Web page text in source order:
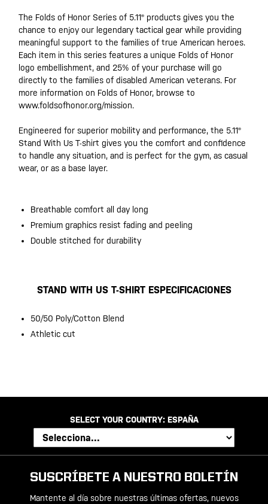
The Folds of Honor Series of 5.11® products gives you the
chance to enjoy our legendary tactical gear while providing
meaningful support to the families of true American heroes.
Each item in this series features a unique Folds of Honor
logo embellishment, and 25% of your purchase will go
directly to the families of disabled American veterans. For
more information on Folds of Honor, browse to
www.foldsofhonor.org/mission.
Engineered for superior mobility and performance, the 5.11®
Stand With Us T-shirt gives you the comfort and confidence
to handle any situation, and is perfect for the gym, as casual
wear, or as a base layer.
Breathable comfort all day long
Premium graphics resist fading and peeling
Double stitched for durability
STAND WITH US T-SHIRT ESPECIFICACIONES
50/50 Poly/Cotton Blend
Athletic cut
SELECT YOUR COUNTRY: ESPAÑA
SUSCRÍBETE A NUESTRO BOLETÍN
Mantente al día sobre nuestras últimas ofertas, nuevos